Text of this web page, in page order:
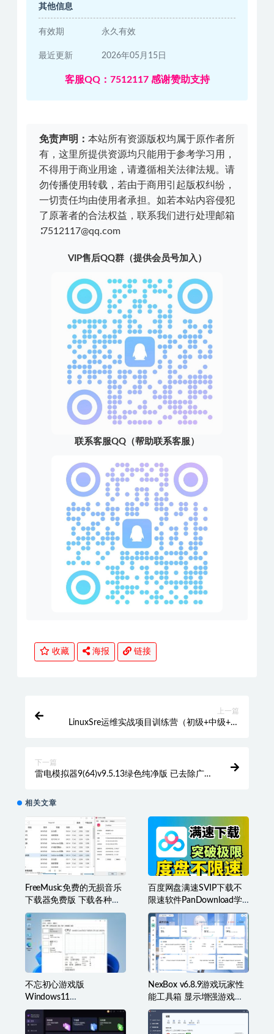
其他信息
有效期 永久有效
最近更新 2026年05月15日
客服QQ：7512117 感谢赞助支持
免责声明： 本站所有资源版权均属于原作者所
有，这里所提供资源均只能用于参考学习用，
不得用于商业用途，请遵循相关法律法规。请
勿传播使用转载，若由于商用引起版权纠纷，
一切责任均由使用者承担。如若本站内容侵犯
了原著者的合法权益，联系我们进行处理邮箱
∶7512117@qq.com
VIP售后QQ群（提供会员号加入）
联系客服QQ（帮助联系客服）
收藏 海报 链接
上一篇
LinuxSre运维实战项目训练营（初级+中级+高
下一篇
雷电模拟器9(64)v9.5.13绿色纯净版 已去除广
相关文章
FreeMusic免费的无损音乐
下载器免费版 下载各种类
型音乐
百度网盘满速SVIP下载不
限速软件PanDownload学
习网定制版
不忘初心游戏版
Windows11
v25H2(26200.8973)无更新
[精简系统美化版]
NexBox v6.8.9游戏玩家性
能工具箱 显示增强游戏辅
助准星叠加、监控等